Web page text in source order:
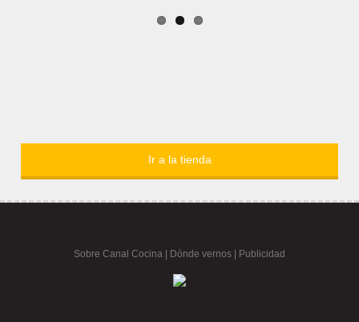
Ir a la tienda
Sobre Canal Cocina Dónde vernos | Publicidad